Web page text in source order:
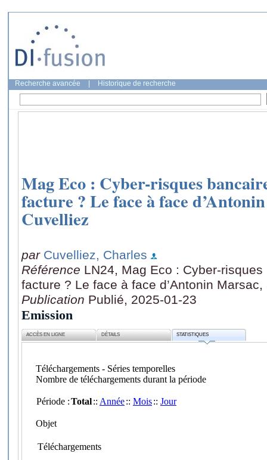
Recherche avancée Historique de recherche
Mag Eco : Cyber-risques
facture ? Le face à face
Cuvelliez
par Cuvelliez, Charles
Référence LN24, Mag Eco : Cyber-
facture ? Le face à face d’Antonin
Publication Publié, 2025-01-23
Emission
ACCÈS EN LIGNE DÉTAILS STATISTIQUES